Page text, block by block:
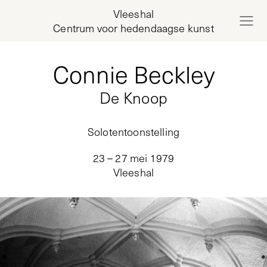
Vleeshal
Centrum voor hedendaagse kunst
De Knoop
Connie Beckley
Solotentoonstelling
23 – 27 mei 1979
Vleeshal